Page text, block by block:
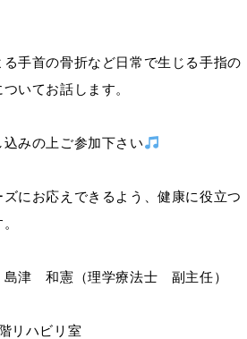
手首の骨折など日常で生じる手指の
いてお話します。
みの上ご参加下さい
にお応えできるよう、健康に役立つ
津 和憲（理学療法士 副主任）
リハビリ室